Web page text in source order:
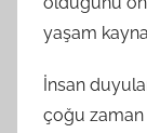
yaşam
İnsan
çoğu zaman